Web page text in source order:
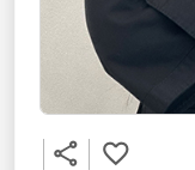
favorite_border
share